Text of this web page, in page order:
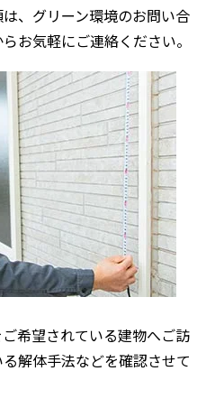
、グリーン環境のお問い合
お気軽にご連絡ください。
希望されている建物へご訪
解体手法などを確認させて